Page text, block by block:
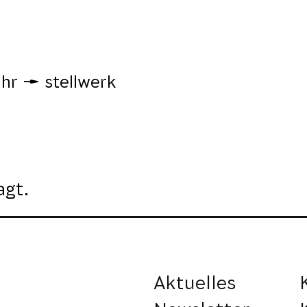
stellwerk
Aktuelles